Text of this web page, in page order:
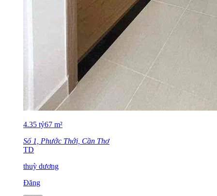
4.35 tỷ67 m²
Số 1, Phước Thới, Cần Thơ
TD
thuỳ dương
Đăng